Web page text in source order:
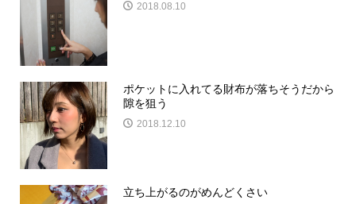
2018.08.10
ポケットに入れてる財布が落ちそうだから
隙を狙う
2018.12.10
立ち上がるのがめんどくさい